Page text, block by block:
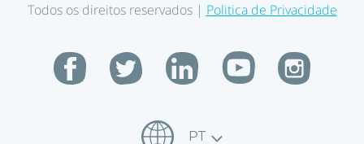
Todos os direitos reservados | Politica de Privacidade